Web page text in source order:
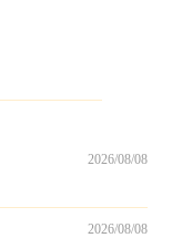
2026/08/08
2026/08/08